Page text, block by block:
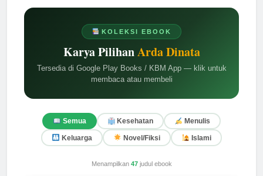
KOLEKSI EBOOK
Karya PilihanArda Dinata
Tersedia di Google Play Books / KBM App — klik untuk
membaca atau membeli
Semua Kesehatan Menulis
Keluarga Novel/Fiksi Islami
Menampilkan 47judul ebook